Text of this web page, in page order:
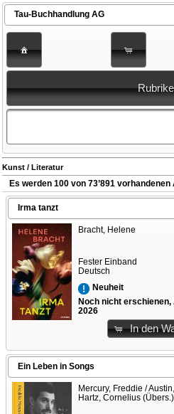
Tau-Buchhandlung AG
Kunst / Literatur
Es werden 100 von 73’891
Irma tanzt
Bracht, Helene
Fester Einband
Deutsch
Neuheit
Noch nicht erschienen,
2026
In den
Ein Leben in Songs
Mercury, Freddie /
Hartz, Cornelius (Übers.)